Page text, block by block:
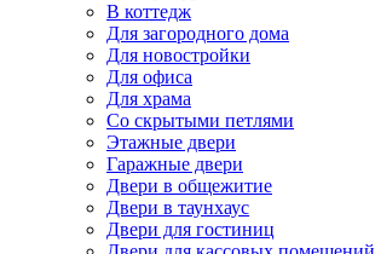
В коттедж
Для загородного дома
Для новостройки
Для офиса
Для храма
Со скрытыми петлями
Этажные двери
Гаражные двери
Двери в общежитие
Двери в таунхаус
Двери для гостиниц